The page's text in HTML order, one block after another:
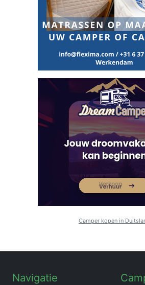
Camper kopen in
Navigatie